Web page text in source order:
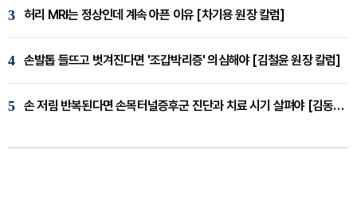
3 허리 MRI는 정상인데 계속 아픈 이유 [차기용 원장 칼럼]
4 손발톱 들뜨고 벗겨진다면 '조갑박리증' 의심해야 [김철윤 원장 칼럼]
5 손 저림 반복된다면 손목터널증후군 진단과 치료 시기 살펴야 [김동현 원장 칼럼]